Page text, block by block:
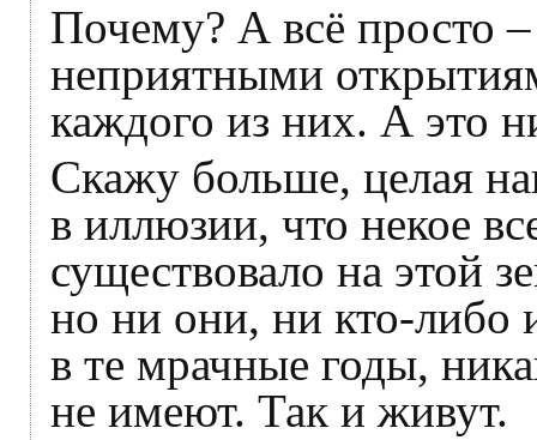
Почему? А всё просто
неприятными
каждого из них. А это
Скажу больше, целая
в иллюзии, что некое
существовало на этой
но ни они, ни кто-либо
в те мрачные годы,
не имеют. Так и живут.